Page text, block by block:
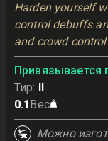
Harden yourself
control debuffs
and crowd
Привязывается
Тир: II
0.1Вес
Можно